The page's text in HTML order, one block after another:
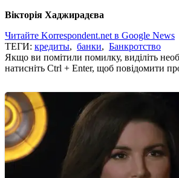
Вікторія Хаджирадєва
Читайте Korrespondent.net в Google News
ТЕГИ: кредиты, банки, Банкротство
Якщо ви помітили помилку, виділіть
натисніть Ctrl + Enter, щоб повідомити